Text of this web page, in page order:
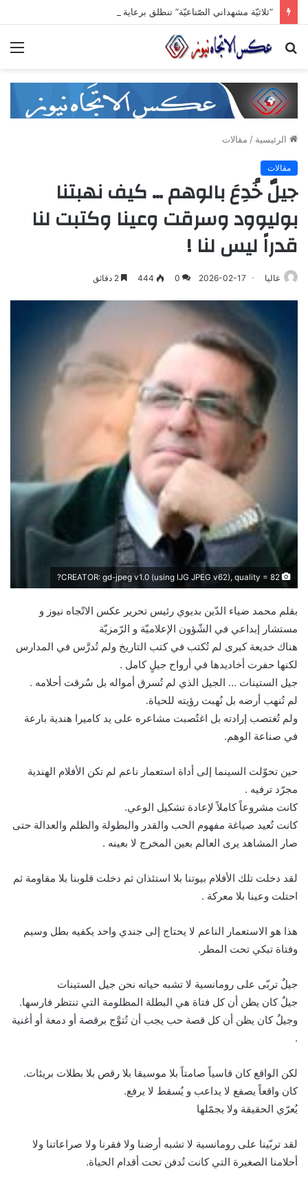
بحث
الرئيسية / مقالات
مقالات
جيلٌ خُدِعَ بالوهم … كيف نهبتنا
بوليوود وسرقت وعينا وكتبت لنا
قدراً ليس لنا !
غاليا 2026-02-17
0
444
بقلم محمد ضياء الدّين بديوي رئيس تحرير عكس الاتّجاه نيوز و
مستشار إبداعي في الشّؤون الإعلاميّة و الرّمزيّة
هناك خديعة كبرى لم تُكتب في كتب التاريخ ولم تُدرَّس في المدارس
لكنها حفرت أخاديدها في أرواح جيلٍ كامل .
جيل الستينات … الجيل الذي لم تُسرق أمواله بل سُرقت أحلامه .
لم تُنهب أرضه بل نُهبت رؤيته للحياة.
ولم تُغتصب إرادته بل اغتُصبت مشاعره على يد كاميرا هندية بارعة
في صناعة الوهم.
حين تحوّلت السينما إلى أداة استعمار ناعم لم تكن الأفلام الهندية
مجرّد ترفيه .
كانت مشروعاً كاملاً لإعادة تشكيل الوعي.
كانت تُعيد صياغة مفهوم الحب والقدر والبطولة والظلم والعدالة حتى
صار المشاهد يرى العالم بعين المخرج لا بعينه .
لقد دخلت تلك الأفلام بيوتنا بلا استئذان ثم دخلت قلوبنا بلا مقاومة ثم
احتلت وعينا بلا معركة .
هذا هو الاستعمار الناعم لا يحتاج إلى جندي واحد يكفيه بطل وسيم
وفتاة تبكي تحت المطر.
جيلٌ تربّى على رومانسية لا تشبه حياته نحن جيل الستينات
جيلٌ كان يظن أن كل فتاة هي البطلة المظلومة التي تنتظر فارسها.
وجيلٌ كان يظن أن كل قصة حب يجب أن تُتوَّج برقصة أو دمعة أو أغنية
.
لكن الواقع كان قاسياً صامتاً بلا موسيقا بلا رقص بلا بطلات بريئات.
كان واقعاً يصفع لا يداعب و يُسقط لا يرفع.
يُعرّي الحقيقة ولا يجمّلها
لقد تربّينا على رومانسية لا تشبه أرضنا ولا فقرنا ولا صراعاتنا ولا
أحلامنا الصغيرة التي كانت تُدفن تحت أقدام الحياة.